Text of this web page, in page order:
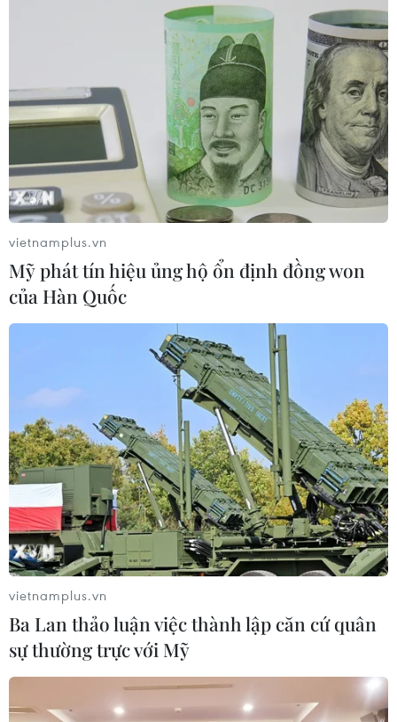
vietnamplus.vn
Mỹ phát tín hiệu ủng hộ ổn định đồng won
của Hàn Quốc
vietnamplus.vn
Ba Lan thảo luận việc thành lập căn cứ quân
sự thường trực với Mỹ